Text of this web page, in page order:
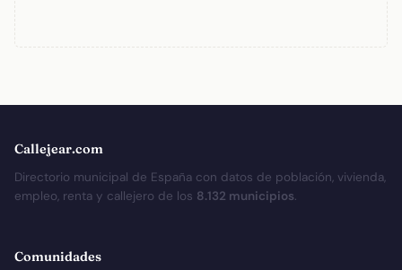
Callejear.com
Directorio municipal de España con datos de población, vivienda,
empleo, renta y callejero de los 8.132 municipios.
Comunidades